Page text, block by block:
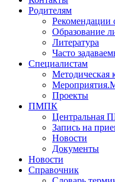
Родителям
Рекомендации
Образование
Литература
Часто
Специалистам
Методическая
Проекты
ПМПК
Центральная
Запись на
Новости
Документы
Новости
Справочник